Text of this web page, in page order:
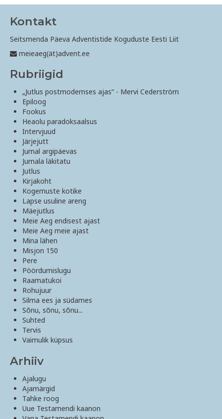
Kontakt
Seitsmenda Päeva Adventistide Koguduste Eesti Liit
meieaeg(ät)advent.ee
Rubriigid
„Jutlus postmodernses ajas“ - Mervi Cederström
Epiloog
Fookus
Heaolu paradoksaalsus
Intervjuud
Järjejutt
Jumal argipäevas
Jumala läkitatu
Jutlus
Kirjakoht
Kogemuste kotike
Lapse usuline areng
Mäejutlus
Meie Aeg endisest ajast
Meie Aeg meie ajast
Mina lähen
Misjon 150
Pere
Pöördumislugu
Raamatukoi
Rohujuur
Silma ees ja südames
Sõnu, sõnu, sõnu...
Suhted
Tervis
Vaimulik küpsus
Arhiiv
Ajalugu
Ajamärgid
Tahke roog
Uue Testamendi kaanon